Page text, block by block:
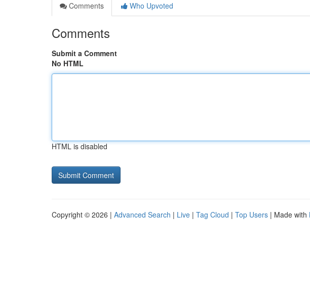
Comments
Who Upvoted
Comments
Submit a Comment
No HTML
HTML is disabled
Copyright © 2026 | Advanced Search | Live | Tag Cloud | Top Users | Made with